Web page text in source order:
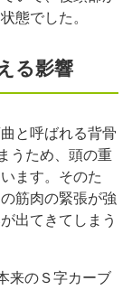
態でした。
る影響
と呼ばれる背骨
うため、頭の重
ます。そのた
筋肉の緊張が強
出てきてしまう
来のＳ字カーブ